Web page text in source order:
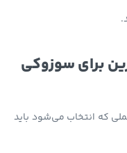
سوزوکی
انتخاب می‌شود باید